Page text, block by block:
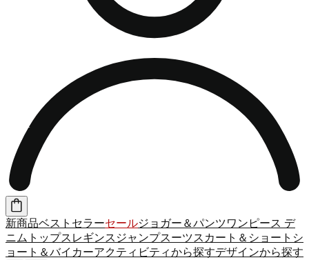
新商品ベストセラーセールジョガー＆パンツワンピース デ
ニム トップス レギンス ジャンプスーツスカート＆ショート シ
ョート＆バイカーアクティビティから探すデザインから探す